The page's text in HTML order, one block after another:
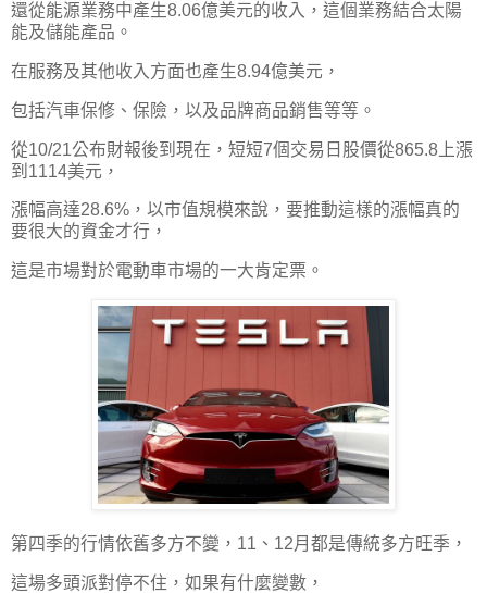
還從能源業務中產生8.06億美元的收入，這個業務結合太陽
能及儲能產品。
在服務及其他收入方面也產生8.94億美元，
包括汽車保修、保險，以及品牌商品銷售等等。
從10/21公布財報後到現在，短短7個交易日股價從865.8上漲
到1114美元，
漲幅高達28.6%，以市值規模來說，要推動這樣的漲幅真的
要很大的資金才行，
這是市場對於電動車市場的一大肯定票。
第四季的行情依舊多方不變，11、12月都是傳統多方旺季，
這場多頭派對停不住，如果有什麼變數，